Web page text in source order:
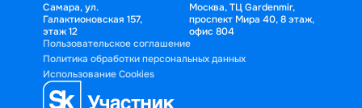
Самара, ул.
Галактионовская 157,
этаж 12
Москва, ТЦ Gardenmir,
проспект Мира 40, 8 этаж,
офис 804
Пользовательское соглашение
Политика обработки персональных данных
Использование Cookies